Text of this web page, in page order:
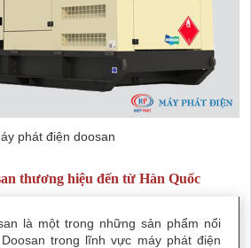
phát điện doosan
thương hiệu đến từ Hàn Quốc
là một trong những sản phẩm nổi
trong lĩnh vực máy phát điện